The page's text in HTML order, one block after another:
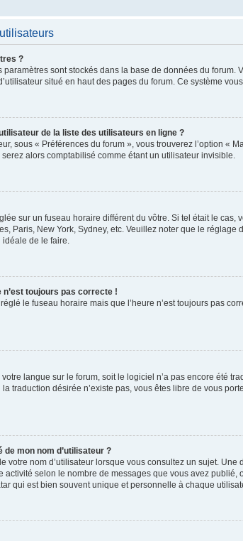
?
sont stockés dans la base de données du
situé en haut des pages du forum. Ce système
de la liste des utilisateurs en ligne ?
sous « Préférences du forum », vous trouverez l’option «
alors comptabilisé comme étant un utilisateur invisible.
sur un fuseau horaire différent du vôtre. Si tel était le
Paris, New York, Sydney, etc. Veuillez noter que le
idéale de le faire.
n’est toujours pas correcte !
le fuseau horaire mais que l’heure n’est toujours pas
langue sur le forum, soit le logiciel n’a pas encore été
traduction désirée n’existe pas, vous êtes libre de vous
mon nom d’utilisateur ?
votre nom d’utilisateur lorsque vous consultez un sujet.
activité selon le nombre de messages que vous avez
qui est bien souvent unique et personnelle à chaque